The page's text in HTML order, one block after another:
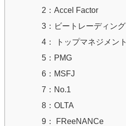
2：Accel Factor
3：ビートレーディング
4： トップマネジメント
5：PMG
6：MSFJ
7：No.1
8：OLTA
9： FReeNANCe